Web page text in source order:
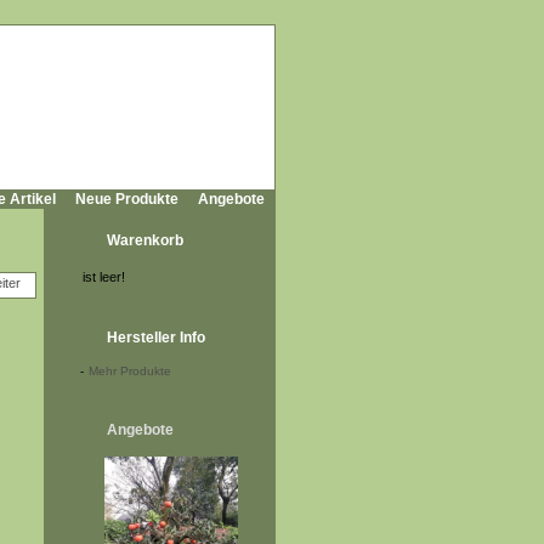
Artikel Neue Produkte Angebote
Warenkorb
ist leer!
Hersteller Info
- Mehr Produkte
Angebote